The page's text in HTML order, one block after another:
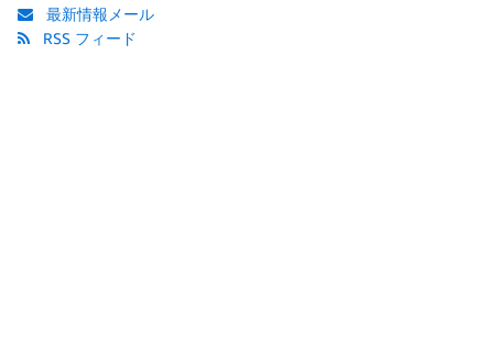
最新情報メール
RSS フィード